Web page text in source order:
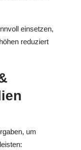
einsetzen,
reduziert
um